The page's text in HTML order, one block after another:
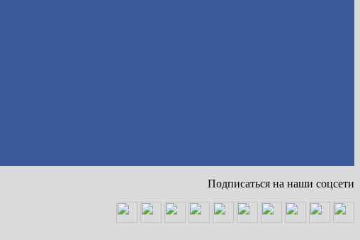
Подписаться на наши соцсети